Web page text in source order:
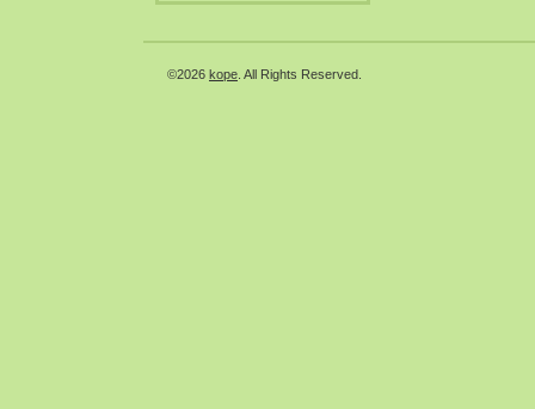
©2026 kope . All Rights Reserved.